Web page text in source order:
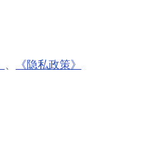
《隐私政策》